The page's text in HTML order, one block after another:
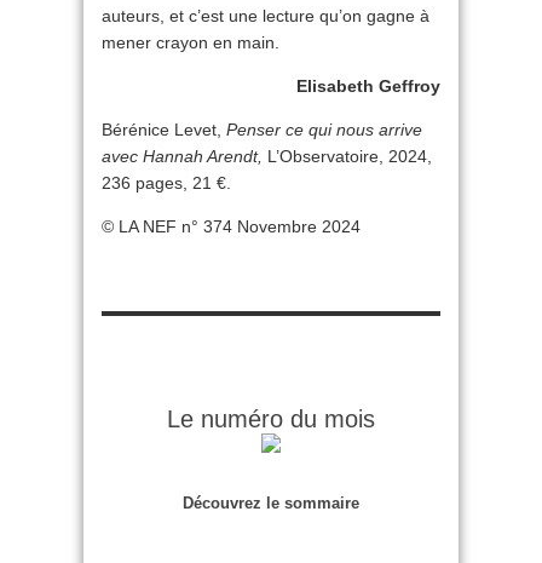
auteurs, et c’est une lecture qu’on gagne à
mener crayon en main.
Elisabeth Geffroy
Bérénice Levet, Penser ce qui nous arrive
avec Hannah Arendt, L’Observatoire, 2024,
236 pages, 21 €.
© LA NEF n° 374 Novembre 2024
Le numéro du mois
Découvrez le sommaire